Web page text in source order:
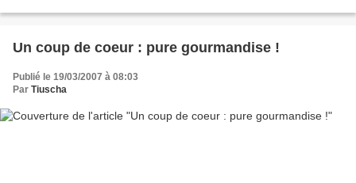
Un coup de coeur : pure gourmandise !
Publié le 19/03/2007 à 08:03
Par Tiuscha